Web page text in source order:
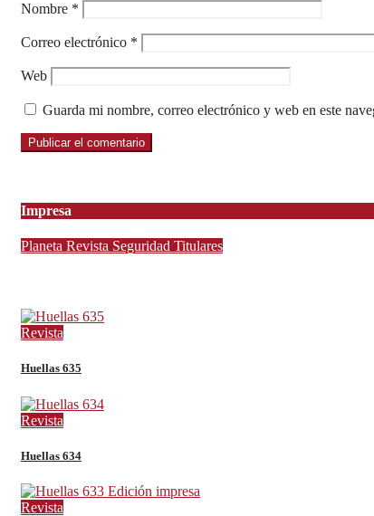
Nombre *
Correo electrónico *
Web
Guarda mi nombre, correo electrónico y web en este
Impresa
Planeta Revista Seguridad Titulares
Revista
Huellas 635
Revista
Huellas 634
Revista